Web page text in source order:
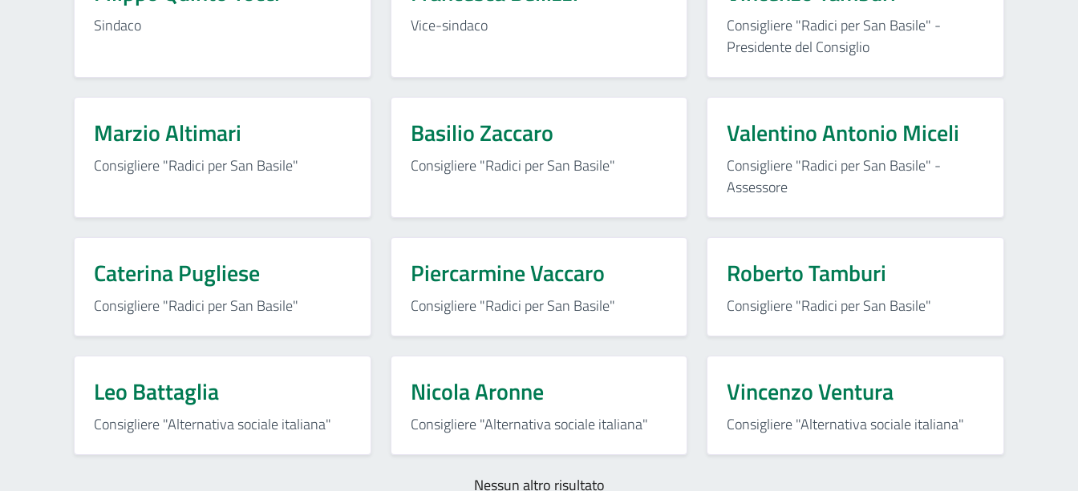
Sindaco Vice-sindaco
Consigliere "Radici per San Basile" -
Presidente del Consiglio
Marzio Altimari
Consigliere "Radici per San Basile"
Basilio Zaccaro
Consigliere "Radici per San Basile"
Valentino Antonio Miceli
Consigliere "Radici per San Basile" -
Assessore
Caterina Pugliese
Consigliere "Radici per San Basile"
Piercarmine Vaccaro
Consigliere "Radici per San Basile"
Roberto Tamburi
Consigliere "Radici per San Basile"
Leo Battaglia
Consigliere "Alternativa sociale italiana"
Nicola Aronne
Consigliere "Alternativa sociale italiana"
Vincenzo Ventura
Consigliere "Alternativa sociale italiana"
Nessun altro risultato